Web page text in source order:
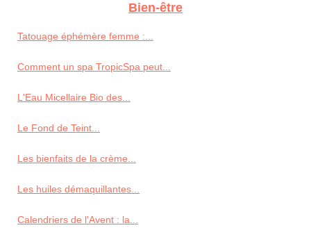
Bien-être
Tatouage éphémère femme :...
Comment un spa TropicSpa peut...
L'Eau Micellaire Bio des...
Le Fond de Teint...
Les bienfaits de la crème...
Les huiles démaquillantes...
Calendriers de l'Avent : la...